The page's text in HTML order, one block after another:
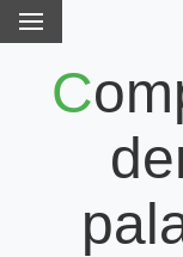
Comprobador de